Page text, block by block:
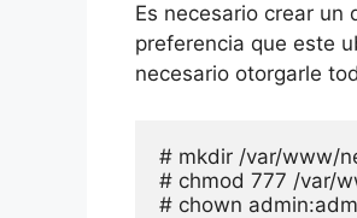
Es necesario crear
preferencia que este
necesario otorgarle
# mkdir /var/www/
# chmod 777 /var/
# chown